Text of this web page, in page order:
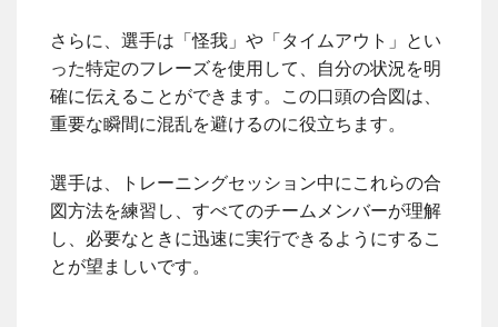
さらに、選手は「怪我」や「タイムアウト」とい
った特定のフレーズを使用して、自分の状況を明
確に伝えることができます。この口頭の合図は、
重要な瞬間に混乱を避けるのに役立ちます。
選手は、トレーニングセッション中にこれらの合
図方法を練習し、すべてのチームメンバーが理解
し、必要なときに迅速に実行できるようにするこ
とが望ましいです。